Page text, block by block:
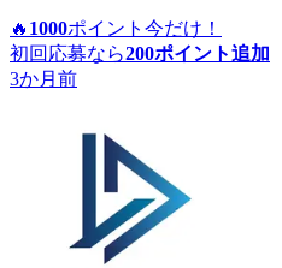
🔥 1000ポイント 今だけ！
初回応募なら200ポイント追加
3か月前